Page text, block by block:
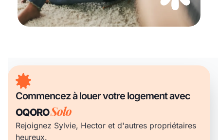
Commencez à louer votre logement avec
OQOROSolo
Rejoignez Sylvie, Hector et d'autres propriétaires
heureux.